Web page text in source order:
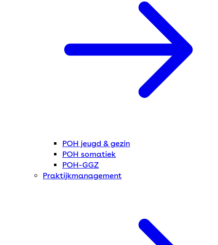
POH jeugd & gezin
POH somatiek
POH-GGZ
Praktijkmanagement